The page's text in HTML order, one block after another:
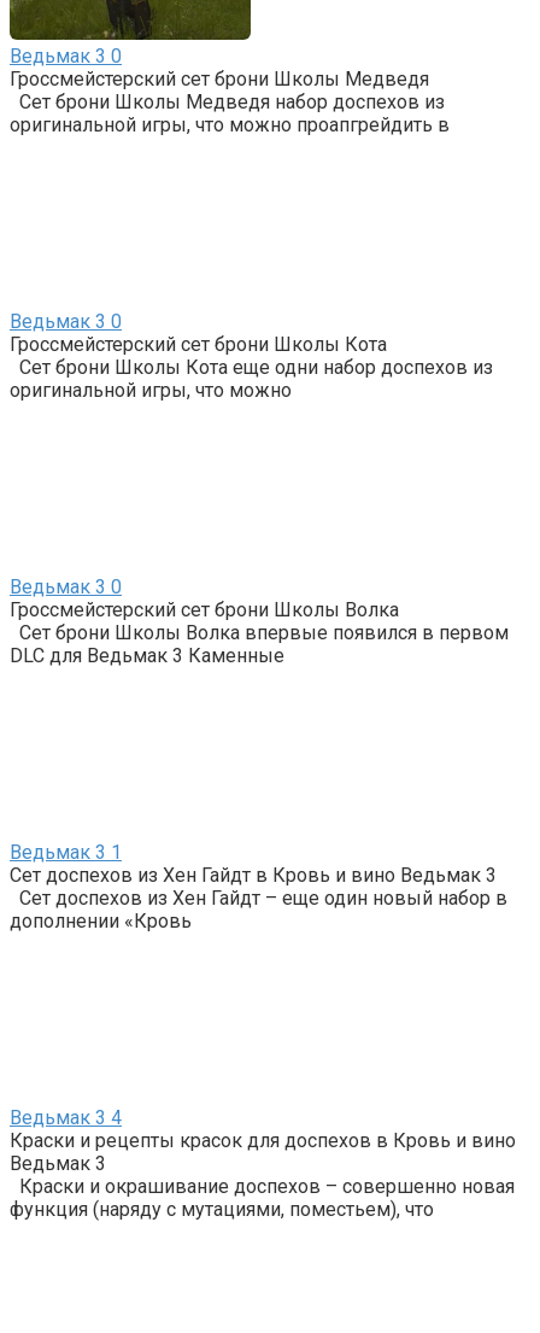
Ведьмак 3 0
Гроссмейстерский сет брони Школы Медведя
Сет брони Школы Медведя набор доспехов из
оригинальной игры, что можно проапгрейдить в
Ведьмак 3 0
Гроссмейстерский сет брони Школы Кота
Сет брони Школы Кота еще одни набор доспехов из
оригинальной игры, что можно
Ведьмак 3 0
Гроссмейстерский сет брони Школы Волка
Сет брони Школы Волка впервые появился в первом
DLC для Ведьмак 3 Каменные
Ведьмак 3 1
Сет доспехов из Хен Гайдт в Кровь и вино Ведьмак 3
Сет доспехов из Хен Гайдт – еще один новый набор в
дополнении «Кровь
Ведьмак 3 4
Краски и рецепты красок для доспехов в Кровь и вино
Ведьмак 3
Краски и окрашивание доспехов – совершенно новая
функция (наряду с мутациями, поместьем), что